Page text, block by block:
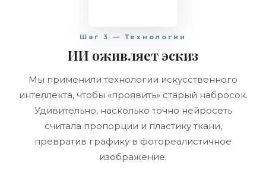
Шаг 3 — Технологии
ИИ оживляет эскиз
Мы применили технологии искусственного
интеллекта, чтобы «проявить» старый набросок.
Удивительно, насколько точно нейросеть
считала пропорции и пластику ткани,
превратив графику в фотореалистичное
изображение.